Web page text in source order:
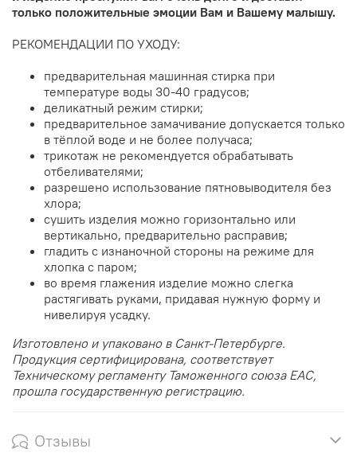
только положительные эмоции Вам и Вашему малышу.
РЕКОМЕНДАЦИИ ПО УХОДУ:
предварительная машинная стирка при
температуре воды 30-40 градусов;
деликатный режим стирки;
предварительное замачивание допускается только
в тёплой воде и не более получаса;
трикотаж не рекомендуется обрабатывать
отбеливателями;
разрешено использование пятновыводителя без
хлора;
сушить изделия можно горизонтально или
вертикально, предварительно расправив;
гладить с изнаночной стороны на режиме для
хлопка с паром;
во время глажения изделие можно слегка
растягивать руками, придавая нужную форму и
нивелируя усадку.
Изготовлено и упаковано в Санкт-Петербурге.
Продукция сертифицирована, соответствует
Техническому регламенту Таможенного союза EAC,
прошла государственную регистрацию.
Отзывы